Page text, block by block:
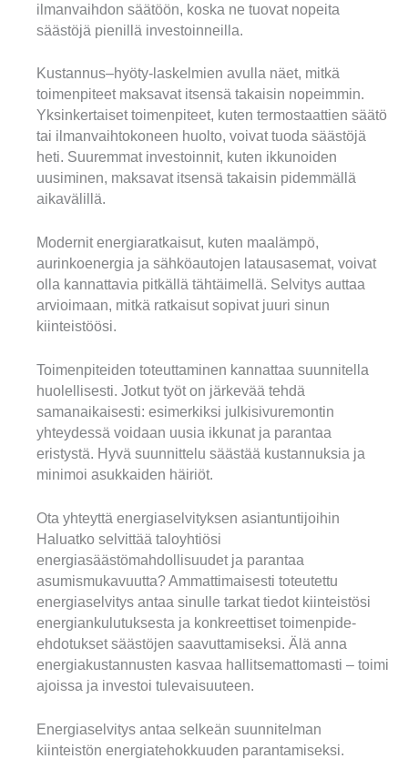
ilmanvaihdon säätöön, koska ne tuovat nopeita
säästöjä pienillä investoinneilla.
Kustannus–hyöty-laskelmien avulla näet, mitkä
toimenpiteet maksavat itsensä takaisin nopeimmin.
Yksinkertaiset toimenpiteet, kuten termostaattien säätö
tai ilmanvaihtokoneen huolto, voivat tuoda säästöjä
heti. Suuremmat investoinnit, kuten ikkunoiden
uusiminen, maksavat itsensä takaisin pidemmällä
aikavälillä.
Modernit energiaratkaisut, kuten maalämpö,
aurinkoenergia ja sähköautojen latausasemat, voivat
olla kannattavia pitkällä tähtäimellä. Selvitys auttaa
arvioimaan, mitkä ratkaisut sopivat juuri sinun
kiinteistöösi.
Toimenpiteiden toteuttaminen kannattaa suunnitella
huolellisesti. Jotkut työt on järkevää tehdä
samanaikaisesti: esimerkiksi julkisivuremontin
yhteydessä voidaan uusia ikkunat ja parantaa
eristystä. Hyvä suunnittelu säästää kustannuksia ja
minimoi asukkaiden häiriöt.
Ota yhteyttä energiaselvityksen asiantuntijoihin
Haluatko selvittää taloyhtiösi
energiasäästömahdollisuudet ja parantaa
asumismukavuutta? Ammattimaisesti toteutettu
energiaselvitys antaa sinulle tarkat tiedot kiinteistösi
energiankulutuksesta ja konkreettiset toimenpide-
ehdotukset säästöjen saavuttamiseksi. Älä anna
energiakustannusten kasvaa hallitsemattomasti – toimi
ajoissa ja investoi tulevaisuuteen.
Energiaselvitys antaa selkeän suunnitelman
kiinteistön energiatehokkuuden parantamiseksi.